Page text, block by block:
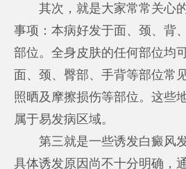
其次，就是大家常常关心
事项：本病好发于面、颈、背
部位。全身皮肤的任何部位均
面、颈、臀部、手背等部位常
照晒及摩擦损伤等部位。这些
属于易发病区域。
第三就是一些诱发白癜风
具体诱发原因尚不十分明确，